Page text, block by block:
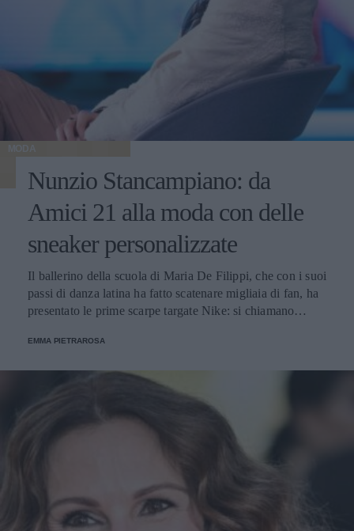
MODA
Nunzio Stancampiano: da
Amici 21 alla moda con delle
sneaker personalizzate
Il ballerino della scuola di Maria De Filippi, che con i suoi
passi di danza latina ha fatto scatenare migliaia di fan, ha
presentato le prime scarpe targate Nike: si chiamano
glitter, e costano 249,90 euro.
EMMA PIETRAROSA